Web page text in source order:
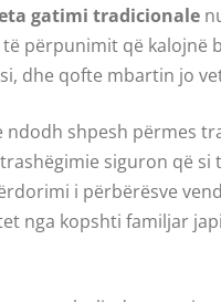
gatimi tradicionale
përpunimit që kalojnë
dhe qofte mbartin jo
ndodh shpesh përmes
siguron që
i përbërësve
nga kopshti familjar